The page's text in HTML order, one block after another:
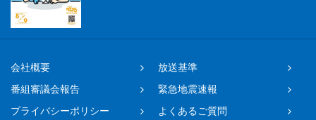
会社概要
放送基準
番組審議会報告
緊急地震速報
プライバシーポリシー
よくあるご質問